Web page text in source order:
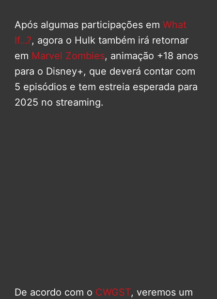
Após algumas participações em What
If…?, agora o Hulk também irá retornar
em Marvel Zombies, animação +18 anos
para o Disney+, que deverá contar com
5 episódios e tem estreia esperada para
2025 no streaming.
De acordo com o CWGST, veremos um